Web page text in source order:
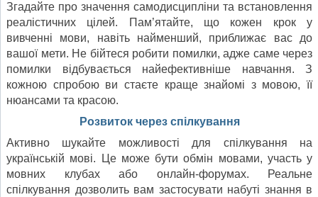
Згадайте про значення самодисципліни та встановлення
реалістичних цілей. Пам’ятайте, що кожен крок у
вивченні мови, навіть найменший, приближає вас до
вашої мети. Не бійтеся робити помилки, адже саме через
помилки відбувається найефективніше навчання. З
кожною спробою ви стаєте краще знайомі з мовою, її
нюансами та красою.
Розвиток через спілкування
Активно шукайте можливості для спілкування на
українській мові. Це може бути обмін мовами, участь у
мовних клубах або онлайн-форумах. Реальне
спілкування дозволить вам застосувати набуті знання в